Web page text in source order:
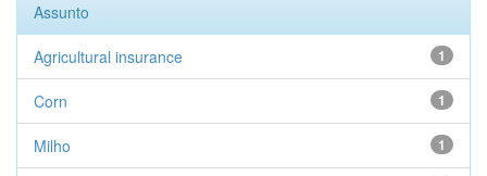
Assunto
1
Agricultural insurance
1
Corn
1
Milho